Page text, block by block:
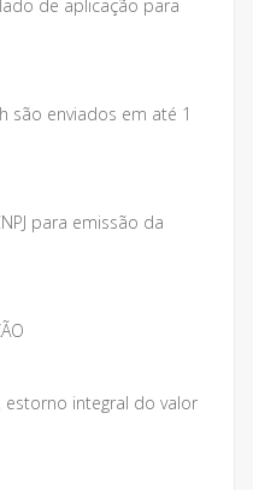
de aplicação para
são enviados em até 1
para emissão da
estorno integral do valor